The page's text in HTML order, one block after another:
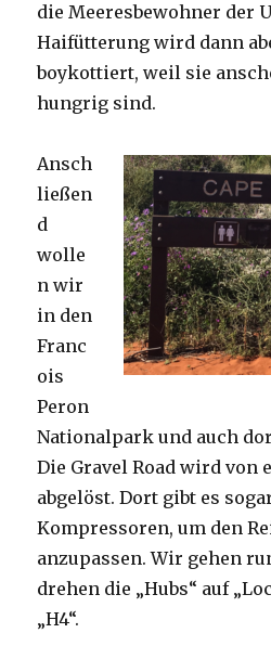
die Meeresbewohner der
Haifütterung wird dann
boykottiert, weil sie
hungrig sind.
Ansch
ließen
d
wolle
n wir
in den
Franc
ois
Peron
Nationalpark und auch
Die Gravel Road wird von
abgelöst. Dort gibt es
Kompressoren, um den
anzupassen. Wir gehen
drehen die „Hubs“ auf
„H4“.